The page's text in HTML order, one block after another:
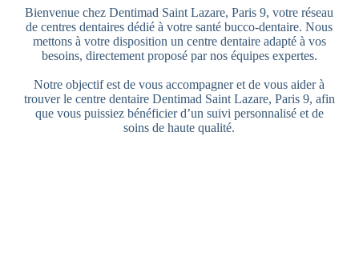
Bienvenue chez Dentimad Saint Lazare, Paris 9, votre réseau
de centres dentaires dédié à votre santé bucco-dentaire. Nous
mettons à votre disposition un centre dentaire adapté à vos
besoins, directement proposé par nos équipes expertes.
Notre objectif est de vous accompagner et de vous aider à
trouver le centre dentaire Dentimad Saint Lazare, Paris 9, afin
que vous puissiez bénéficier d’un suivi personnalisé et de
soins de haute qualité.